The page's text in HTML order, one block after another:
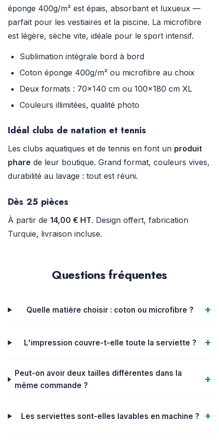
éponge 400g/m² est épais, absorbant et luxueux —
parfait pour les vestiaires et la piscine. La microfibre
est légère, sèche vite, idéale pour le sport intensif.
Sublimation intégrale bord à bord
Coton éponge 400g/m² ou microfibre au choix
Deux formats : 70×140 cm ou 100×180 cm XL
Couleurs illimitées, qualité photo
Idéal clubs de natation et tennis
Les clubs aquatiques et de tennis en font un produit
phare de leur boutique. Grand format, couleurs vives,
durabilité au lavage : tout est réuni.
Dès 25 pièces
À partir de 14,00 € HT. Design offert, fabrication
Turquie, livraison incluse.
Questions fréquentes
Quelle matière choisir : coton ou microfibre ?
L'impression couvre-t-elle toute la serviette ?
Peut-on avoir deux tailles différentes dans la
même commande ?
Les serviettes sont-elles lavables en machine ?